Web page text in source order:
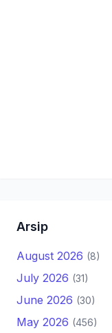
Arsip
August 2026 (8)
July 2026 (31)
June 2026 (30)
May 2026 (456)